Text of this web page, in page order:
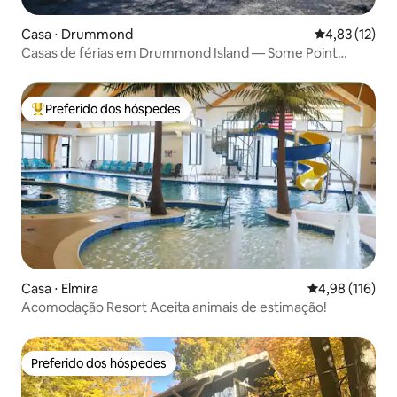
Casa ⋅ Drummond 4,83 de uma
4,83 (12)
Casas de férias em Drummond Island — Some Point
Entre os melhores preferidos dos hóspedes
Preferido dos hóspedes
Casa ⋅ Elmira 4,98 de uma
4,98 (116)
Acomodação Resort Aceita animais de estimação!
Preferido dos hóspedes
Preferido dos hóspedes